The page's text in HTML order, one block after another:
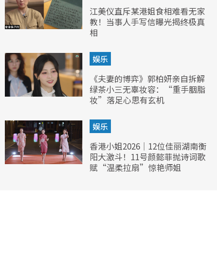
江美仪直斥某港姐食相难看无家
教！当事人手写信曝光揭终极真
相
娱乐
《夫妻的博弈》郭柏妍亲自拆解
绿茶小三无辜妆容：“重手胭脂
妆”落足心思有玄机
娱乐
香港小姐2026｜12位佳丽湖南衡
阳大激斗！11号颜懿菲抛诗词歌
赋“温柔拉扇”惊艳师姐